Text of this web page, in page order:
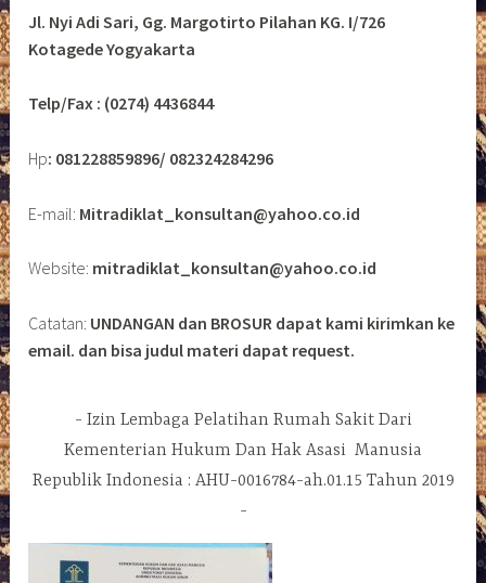
Jl. Nyi Adi Sari, Gg. Margotirto Pilahan KG. I/726
Kotagede Yogyakarta
Telp/Fax : (0274) 4436844
Hp: 081228859896/ 082324284296
E-mail: Mitradiklat_konsultan@yahoo.co.id
Website: mitradiklat_konsultan@yahoo.co.id
Catatan: UNDANGAN dan BROSUR dapat kami kirimkan ke
email. dan bisa judul materi dapat request.
Izin Lembaga Pelatihan Rumah Sakit Dari
Kementerian Hukum Dan Hak Asasi Manusia
Republik Indonesia : AHU-0016784-ah.01.15 Tahun 2019